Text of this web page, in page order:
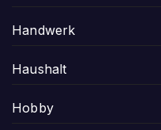
Handwerk
Haushalt
Hobby